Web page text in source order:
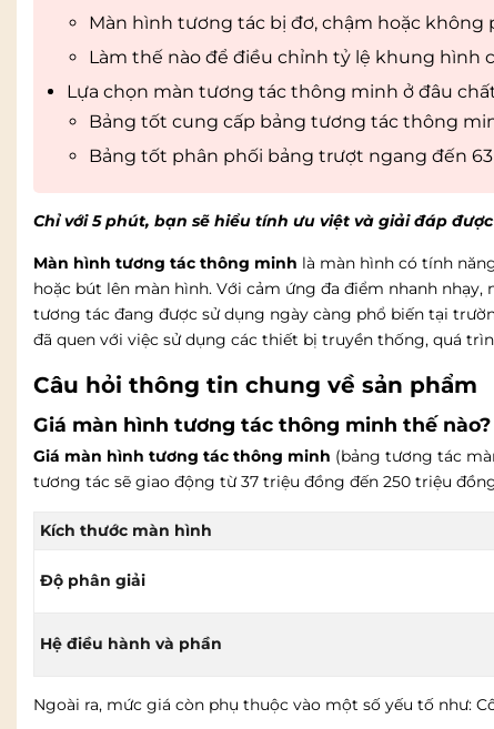
Màn hình tương tác bị đơ, chậm hoặc không
Làm thế nào để điều chỉnh tỷ lệ khung hình
Lựa chọn màn tương tác thông minh ở đâu
Bảng tốt cung cấp bảng tương tác thông
Bảng tốt phân phối bảng trượt ngang đến
Chỉ với 5 phút, bạn sẽ hiểu tính ưu việt và giải đáp
Màn hình tương tác thông minh là màn hình có tính
hoặc bút lên màn hình. Với cảm ứng đa điểm nhanh
tương tác đang được sử dụng ngày càng phổ biến tại
đã quen với việc sử dụng các thiết bị truyền thống, quá
Câu hỏi thông tin chung về sản phẩm
Giá màn hình tương tác thông minh thế
Giá màn hình tương tác thông minh (bảng tương tác
tương tác sẽ giao động từ 37 triệu đồng đến 250 triệu
Kích thước màn hình
Độ phân giải
Hệ điều hành và phần
Ngoài ra, mức giá còn phụ thuộc vào một số yếu tố như: